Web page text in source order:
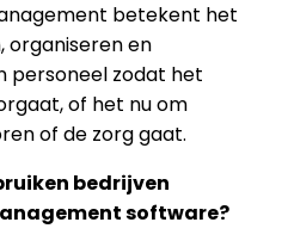
betekent het
organiseren en
personeel zodat het
of het nu om
of de zorg gaat.
bedrijven
software?